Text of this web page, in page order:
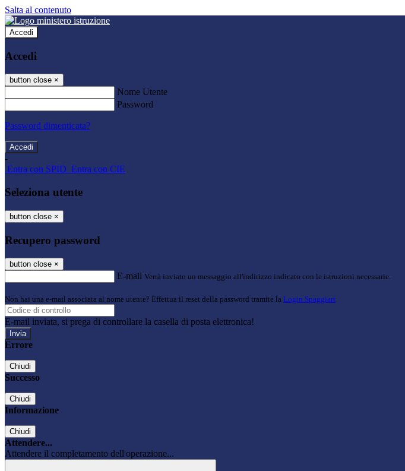
Salta al contenuto
Accedi
Accedi
button close ×
Nome Utente
Password
Password dimenticata?
-
Entra con SPID Entra con CIE
Seleziona utente
button close ×
Recupero password
button close ×
E-mail Verrà inviato un messaggio all'indirizzo indicato con le istruzioni necessarie.
Non hai una e-mail associata al nome utente? Effettua il reset della password tramite la Login Spaggiari
E-mail inviata, si prega di controllare la casella di posta elettronica!
Errore
Chiudi
Successo
Chiudi
Informazione
Chiudi
Attendere...
Attendere il completamento dell'operazione...